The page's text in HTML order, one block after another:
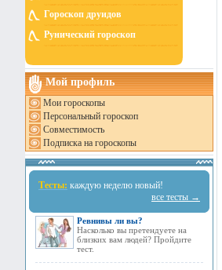
Гороскоп друидов
Рунический гороскоп
Мой профиль
Мои гороскопы
Персональный гороскоп
Совместимость
Подписка на гороскопы
Тесты: каждую неделю новый!
все тесты →
Ревнивы ли вы?
Насколько вы претендуете на
близких вам людей? Пройдите
тест.